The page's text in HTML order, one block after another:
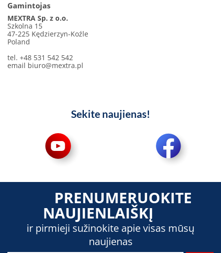
Gamintojas
MEXTRA Sp. z o.o.
Szkolna 15
47-225 Kędzierzyn-Koźle
Poland
tel. +48 531 542 542
email biuro@mextra.pl
Sekite naujienas!
PRENUMERUOKITE
NAUJIENLAIŠKĮ
ir pirmieji sužinokite apie visas mūsų
naujienas